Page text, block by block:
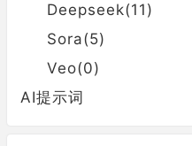
Deepseek(11)
Sora(5)
Veo(0)
AI提示词